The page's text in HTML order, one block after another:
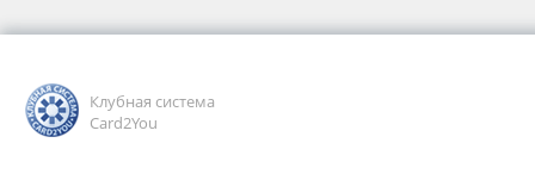
Клубная система
Card2You